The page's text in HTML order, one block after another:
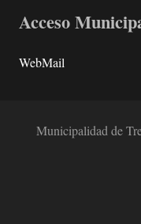
Acceso
WebMail
Municipalidad de